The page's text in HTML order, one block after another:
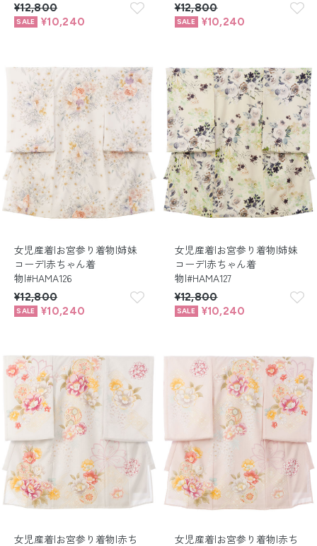
¥12,800
¥10,240
¥12,800
¥10,240
女児産着|お宮参り着物|姉妹
コーデ|赤ちゃん着
物|#HAMA126
¥12,800
¥10,240
女児産着|お宮参り着物|姉妹
コーデ|赤ちゃん着
物|#HAMA127
¥12,800
¥10,240
女児産着|お宮参り着物|赤ち
女児産着|お宮参り着物|赤ち